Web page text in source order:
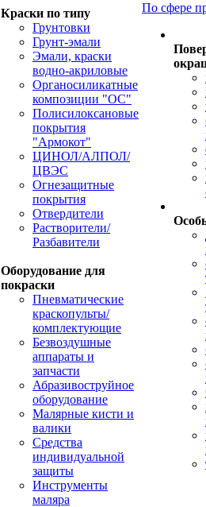
Краски по типу
Грунтовки
Грунт-эмали
Эмали, краски
водно-акриловые
Органосиликатные
композиции "ОС"
Полисилоксановые
покрытия
"Армокот"
ЦИНОЛ/АЛПОЛ/
ЦВЭС
Огнезащитные
покрытия
Отвердители
Растворители/
Разбавители
Оборудование для
покраски
Пневматические
краскопульты/
комплектующие
Безвоздушные
аппараты и
запчасти
Абразивоструйное
оборудование
Малярные кисти и
валики
Средства
индивидуальной
защиты
Инструменты
маляра
По сфере